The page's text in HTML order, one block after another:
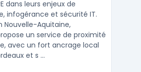
dans leurs enjeux de
infogérance et sécurité IT.
Nouvelle-Aquitaine,
un service de proximité
avec un fort ancrage local
et s ...